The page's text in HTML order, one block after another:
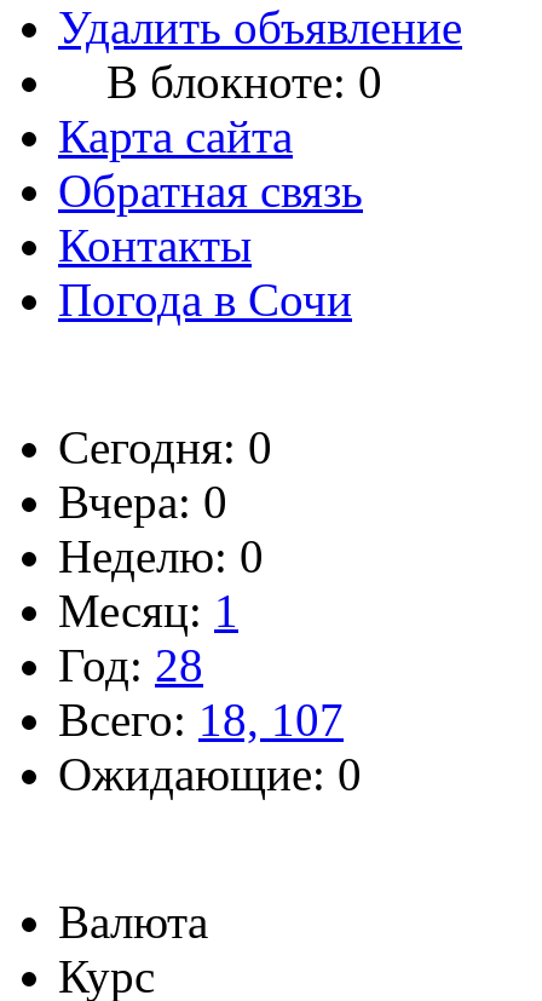
Удалить объявление
В блокноте: 0
Карта сайта
Обратная связь
Контакты
Погода в Сочи
Сегодня: 0
Вчера: 0
Неделю: 0
Месяц: 1
Год: 28
Всего: 18, 107
Ожидающие: 0
Валюта
Курс